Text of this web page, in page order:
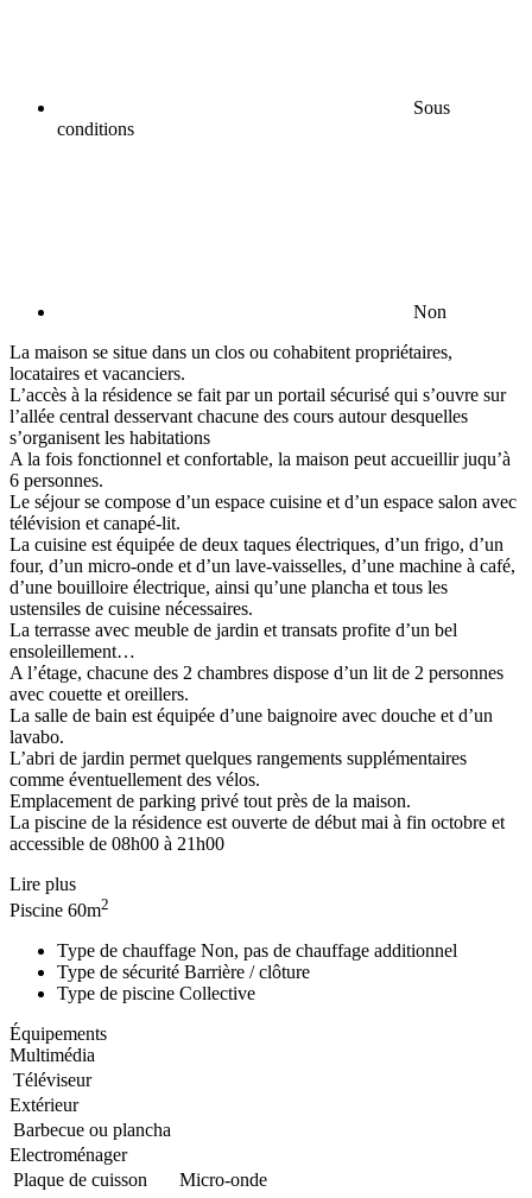
Sous
conditions
Non
La maison se situe dans un clos ou cohabitent propriétaires,
locataires et vacanciers.
L’accès à la résidence se fait par un portail sécurisé qui s’ouvre sur
l’allée central desservant chacune des cours autour desquelles
s’organisent les habitations
A la fois fonctionnel et confortable, la maison peut accueillir juqu’à
6 personnes.
Le séjour se compose d’un espace cuisine et d’un espace salon avec
télévision et canapé-lit.
La cuisine est équipée de deux taques électriques, d’un frigo, d’un
four, d’un micro-onde et d’un lave-vaisselles, d’une machine à café,
d’une bouilloire électrique, ainsi qu’une plancha et tous les
ustensiles de cuisine nécessaires.
La terrasse avec meuble de jardin et transats profite d’un bel
ensoleillement…
A l’étage, chacune des 2 chambres dispose d’un lit de 2 personnes
avec couette et oreillers.
La salle de bain est équipée d’une baignoire avec douche et d’un
lavabo.
L’abri de jardin permet quelques rangements supplémentaires
comme éventuellement des vélos.
Emplacement de parking privé tout près de la maison.
La piscine de la résidence est ouverte de début mai à fin octobre et
accessible de 08h00 à 21h00
Lire plus
Piscine 60m2
Type de chauffage Non, pas de chauffage additionnel
Type de sécurité Barrière / clôture
Type de piscine Collective
Équipements
Multimédia
Téléviseur
Extérieur
Barbecue ou plancha
Electroménager
Plaque de cuisson
Micro-onde